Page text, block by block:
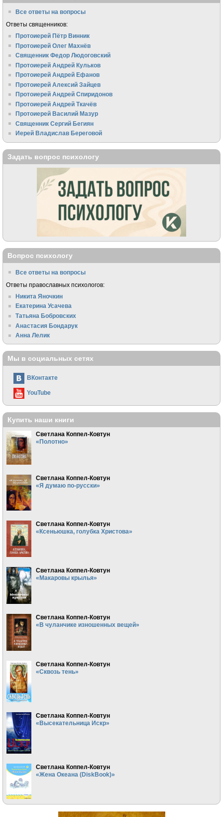
Все ответы на вопросы
Ответы священников:
Протоиерей Пётр Винник
Протоиерей Олег Махнёв
Священник Федор Людоговский
Протоиерей Андрей Кульков
Протоиерей Андрей Ефанов
Протоиерей Алексий Зайцев
Протоиерей Андрей Спиридонов
Протоиерей Андрей Ткачёв
Протоиерей Василий Мазур
Священник Сергий Бегиян
Иерей Владислав Береговой
Задать вопрос психологу
Вопрос психологу
Все ответы на вопросы
Ответы православных психологов:
Никита Яночкин
Екатерина Усачева
Татьяна Бобровских
Анастасия Бондарук
Анна Лелик
Мы в социальных сетях
ВКонтакте
YouTube
Купить наши книги
Светлана Коппел-Ковтун
«Полотно»
Светлана Коппел-Ковтун
«Я думаю по-русски»
Светлана Коппел-Ковтун
«Ксеньюшка, голубка Христова»
Светлана Коппел-Ковтун
«Макаровы крылья»
Светлана Коппел-Ковтун
«В чуланчике изношенных вещей»
Светлана Коппел-Ковтун
«Сквозь тень»
Светлана Коппел-Ковтун
«Высекательница Искр»
Светлана Коппел-Ковтун
«Жена Океана (DiskBook)»